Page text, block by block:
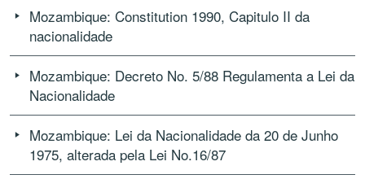
Mozambique: Constitution 1990, Capitulo II da
nacionalidade
Mozambique: Decreto No. 5/88 Regulamenta a Lei da
Nacionalidade
Mozambique: Lei da Nacionalidade da 20 de Junho
1975, alterada pela Lei No.16/87